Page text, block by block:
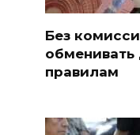
Без
правилам